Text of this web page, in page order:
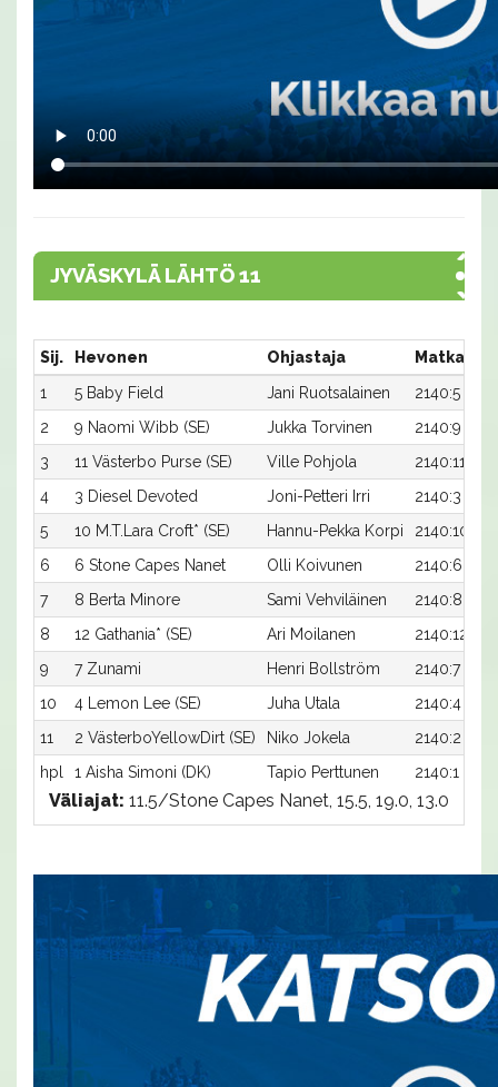
JYVÄSKYLÄ LÄHTÖ 11
Sij. Hevonen Ohjastaja
1
5 Baby Field Jani Ruotsalainen
2140:5
2
9 Naomi Wibb (SE) Jukka Torvinen
2140:9
3
11 Västerbo Purse (SE) Ville Pohjola
2140:11
4
3 Diesel Devoted Joni-Petteri Irri
2140:3
5
10 M.T.Lara Croft* (SE) Hannu-Pekka Korpi
2140:10
6
6 Stone Capes Nanet Olli Koivunen
2140:6
7
8 Berta Minore Sami Vehviläinen
2140:8
8
12 Gathania* (SE) Ari Moilanen
2140:12
9
7 Zunami Henri Bollström
2140:7
10
4 Lemon Lee (SE) Juha Utala
2140:4
11
2 VästerboYellowDirt (SE) Niko Jokela
2140:2
hpl
1 Aisha Simoni (DK) Tapio Perttunen 2140:1
Väliajat: 11.5/Stone Capes Nanet, 15.5, 19.0, 13.0